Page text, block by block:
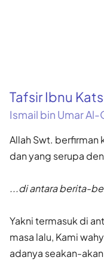
Tafsir Ibnu
Ismail bin Umar
Allah Swt. berfirman
dan yang serupa
...di antara berita-
Yakni termasuk di
masa lalu, Kami
adanya seakan-